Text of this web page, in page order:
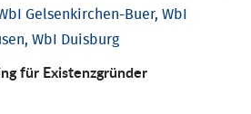
Gelsenkirchen-Buer, WbI
WbI Duisburg
für Existenz­gründer